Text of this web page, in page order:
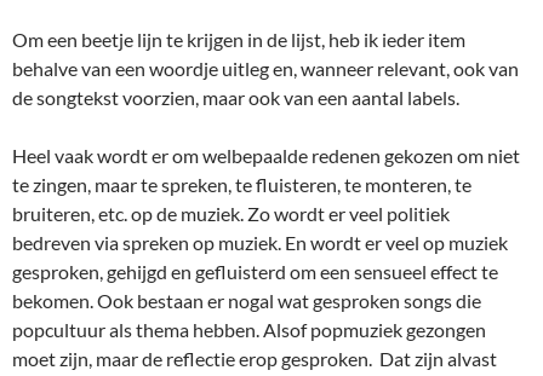
Om een beetje lijn te krijgen in de lijst, heb ik ieder item
behalve van een woordje uitleg en, wanneer relevant, ook van
de songtekst voorzien, maar ook van een aantal labels.
Heel vaak wordt er om welbepaalde redenen gekozen om niet
te zingen, maar te spreken, te fluisteren, te monteren, te
bruiteren, etc. op de muziek. Zo wordt er veel politiek
bedreven via spreken op muziek. En wordt er veel op muziek
gesproken, gehijgd en gefluisterd om een sensueel effect te
bekomen. Ook bestaan er nogal wat gesproken songs die
popcultuur als thema hebben. Alsof popmuziek gezongen
moet zijn, maar de reflectie erop gesproken. Dat zijn alvast